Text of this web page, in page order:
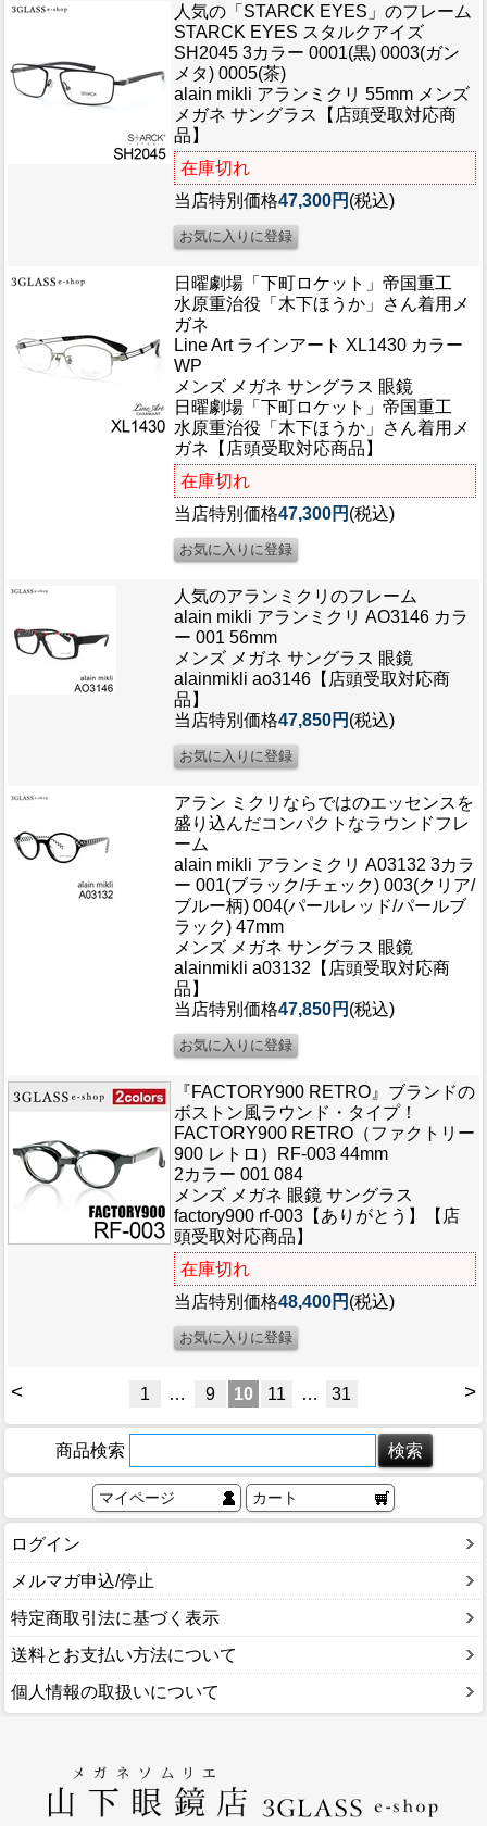
人気の「STARCK EYES」のフレーム
STARCK EYES スタルクアイズ
SH2045 3カラー 0001(黒) 0003(ガン
メタ) 0005(茶)
alain mikli アランミクリ 55mm メンズ
メガネ サングラス【店頭受取対応商
品】
在庫切れ
当店特別価格47,300円 (税込)
日曜劇場「下町ロケット」帝国重工
水原重治役「木下ほうか」さん着用メ
ガネ
Line Art ラインアート XL1430 カラー
WP
メンズ メガネ サングラス 眼鏡
日曜劇場「下町ロケット」帝国重工
水原重治役「木下ほうか」さん着用メ
ガネ【店頭受取対応商品】
在庫切れ
当店特別価格47,300円 (税込)
人気のアランミクリのフレーム
alain mikli アランミクリ AO3146 カラ
ー 001 56mm
メンズ メガネ サングラス 眼鏡
alainmikli ao3146【店頭受取対応商
品】
当店特別価格47,850円 (税込)
アラン ミクリならではのエッセンスを
盛り込んだコンパクトなラウンドフレ
ーム
alain mikli アランミクリ A03132 3カラ
ー 001(ブラック/チェック) 003(クリア/
ブルー柄) 004(パールレッド/パールブ
ラック) 47mm
メンズ メガネ サングラス 眼鏡
alainmikli a03132【店頭受取対応商
品】
当店特別価格47,850円 (税込)
『FACTORY900 RETRO』ブランドの
ボストン風ラウンド・タイプ！
FACTORY900 RETRO（ファクトリー
900 レトロ）RF-003 44mm
2カラー 001 084
メンズ メガネ 眼鏡 サングラス
factory900 rf-003【ありがとう】【店
頭受取対応商品】
在庫切れ
当店特別価格48,400円 (税込)
< >
1 … 9 10 11 … 31
商品検索
マイページ カート
ログイン
メルマガ申込/停止
特定商取引法に基づく表示
送料とお支払い方法について
個人情報の取扱いについて